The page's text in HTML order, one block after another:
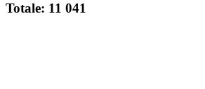
Totale: 11 041